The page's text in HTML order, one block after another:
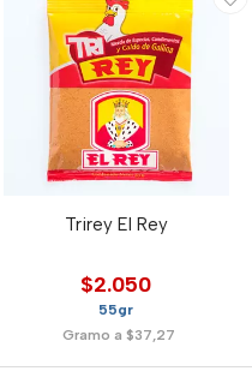
Trirey El Rey
$2.050
55gr
Gramo a $37,27